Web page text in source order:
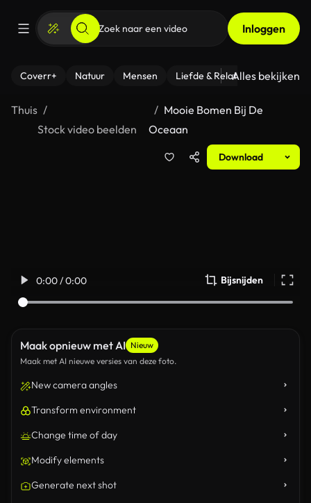
Inloggen
Coverr+ Natuur Mensen Liefde & Relaties - Fitness
Alles bekijken
Thuis
Stock video beelden
Mooie Bomen Bij De
Oceaan
Download
0:00 / 0:00 Bijsnijden
Maak opnieuw met AI Nieuw
Maak met AI nieuwe versies van deze foto.
New camera angles
Transform environment
Change time of day
Modify elements
Generate next shot